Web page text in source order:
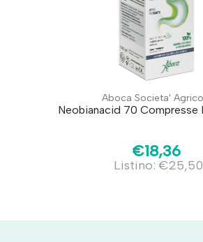
Aboca Societa'
Neobianacid 70 Compresse
€18,36
Listino: €25,50